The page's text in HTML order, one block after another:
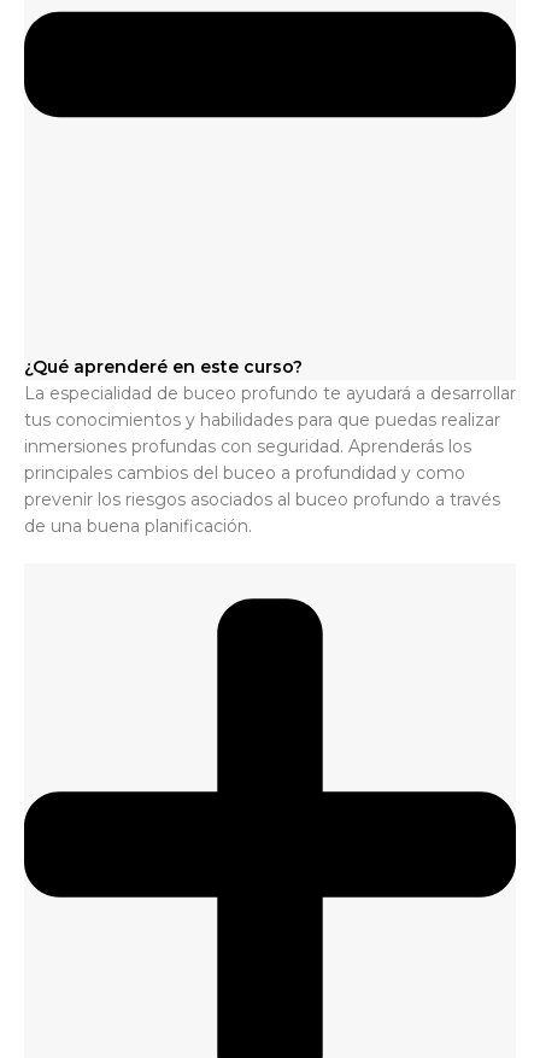
¿Qué aprenderé en este curso?
La especialidad de buceo profundo te ayudará a desarrollar
tus conocimientos y habilidades para que puedas realizar
inmersiones profundas con seguridad. Aprenderás los
principales cambios del buceo a profundidad y como
prevenir los riesgos asociados al buceo profundo a través
de una buena planificación.